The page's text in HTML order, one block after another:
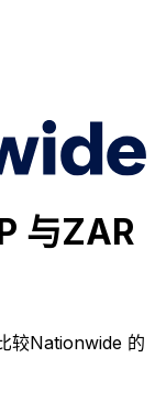
与ZAR
较Nationwide 的